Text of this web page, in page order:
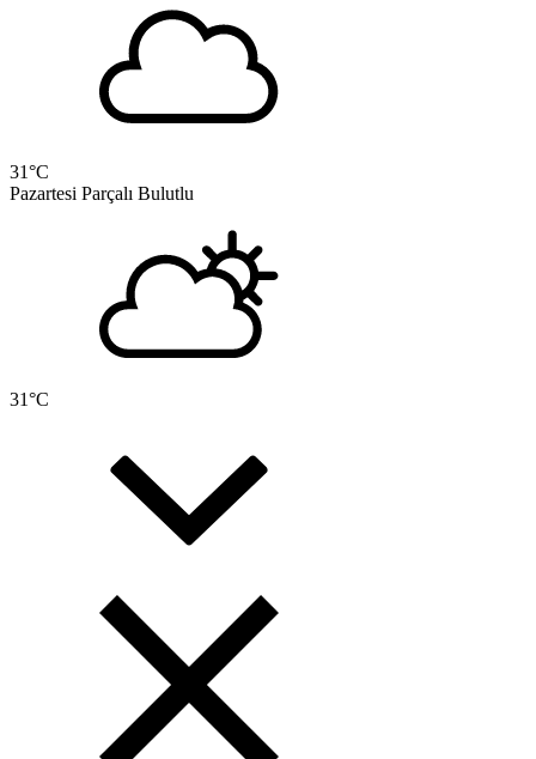
31°C
Pazartesi Parçalı Bulutlu
31°C